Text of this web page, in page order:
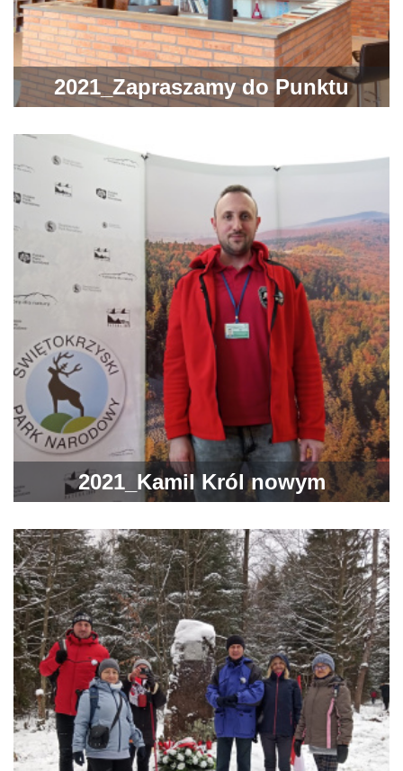
2021_Zapraszamy do Punktu
Informacji Turystycznej w Ostrowcu
Świętokrzyskim w Ostrowiecki
Browar Kultury!
2021_Kamil Król nowym